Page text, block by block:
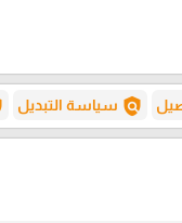
policy سياسة التبديل